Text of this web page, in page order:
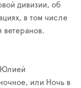
дивизии, об
в том числе
ветеранов.
Юлией
или Ночь в